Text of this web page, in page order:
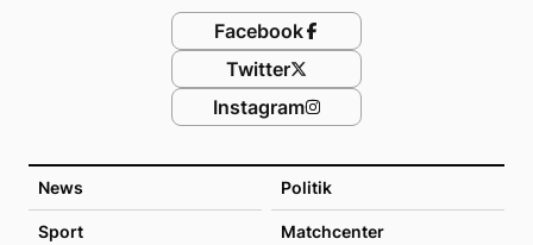
News Politik
Sport Matchcenter
Facebook
Twitter
Instagram